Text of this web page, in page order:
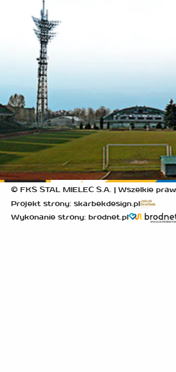
© FKS STAL MIELEC S.A. | Wszelkie
Projekt strony: skarbekdesign.pl
Wykonanie strony: brodnet.pl